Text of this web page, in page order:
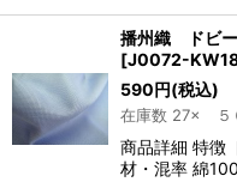
播州織 ドビ
[J0072-
590円(税込)
在庫数 27× ５
商品詳細 特徴
材・混率 綿